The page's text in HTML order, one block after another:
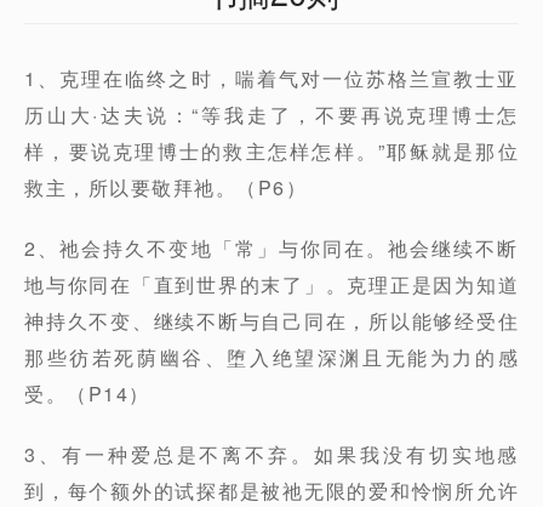
1、克理在临终之时，喘着气对一位苏格兰宣教士亚
历山大·达夫说：“等我走了，不要再说克理博士怎
样，要说克理博士的救主怎样怎样。”耶稣就是那位
救主，所以要敬拜祂。（P6）
2、祂会持久不变地「常」与你同在。祂会继续不断
地与你同在「直到世界的末了」。克理正是因为知道
神持久不变、继续不断与自己同在，所以能够经受住
那些彷若死荫幽谷、堕入绝望深渊且无能为力的感
受。（P14）
3、有一种爱总是不离不弃。如果我没有切实地感
到，每个额外的试探都是被祂无限的爱和怜悯所允许